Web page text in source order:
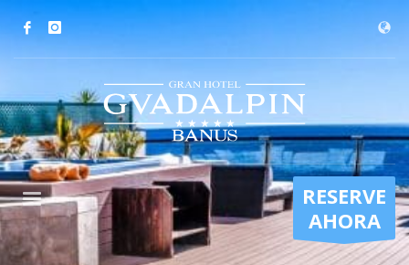
RESERVE
AHORA